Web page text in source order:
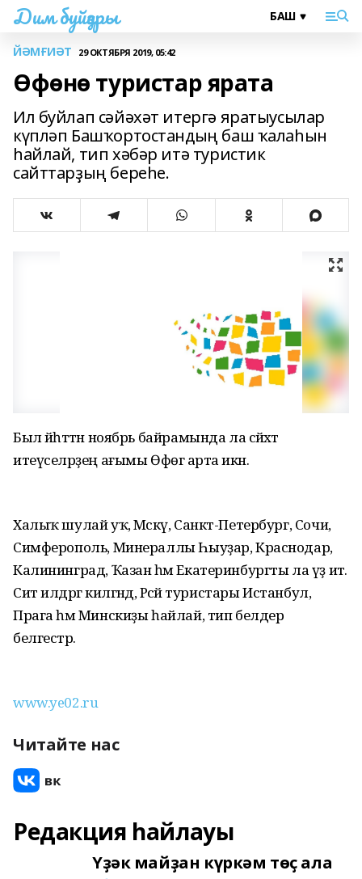
Дим буйҙары
ЙӘМҒИӘТ 29 ОКТЯБРЯ 2019, 05:42
Өфөнө туристар ярата
Ил буйлап сәйәхәт итергә яратыусылар
күпләп Башҡортостандың баш ҡалаһын
һайлай, тип хәбәр итә туристик
сайттарҙың береһе.
Был йәһәттән ноябрь байрамында ла сәйәхәт
итеүселәрҙең ағымы Өфөгә арта икән.
Халыҡ шулай уҡ, Мәскәү, Санкт-Петербург, Сочи,
Симферополь, Минераллы Һыуҙар, Краснодар,
Калининград, Ҡазан һәм Екатеринбургты ла үҙ итә.
Сит илдәргә килгәндә, Рәсәй туристары Истанбул,
Прага һәм Минскиҙы һайлай, тип белдерә
белгестәр.
www.ye02.ru
Читайте нас
Редакция һайлауы
Үҙәк майҙан күркәм төҫ ала